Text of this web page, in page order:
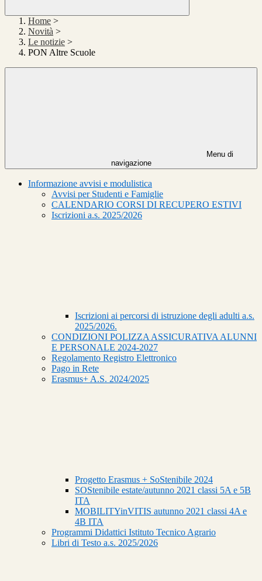
Home >
Novità >
Le notizie >
PON Altre Scuole
Menu di
navigazione
Informazione avvisi e modulistica
Avvisi per Studenti e Famiglie
CALENDARIO CORSI DI RECUPERO ESTIVI
Iscrizioni a.s. 2025/2026
Iscrizioni ai percorsi di istruzione degli adulti a.s.
2025/2026.
CONDIZIONI POLIZZA ASSICURATIVA ALUNNI
E PERSONALE 2024-2027
Regolamento Registro Elettronico
Pago in Rete
Erasmus+ A.S. 2024/2025
Progetto Erasmus + SoStenibile 2024
SOStenibile estate/autunno 2021 classi 5A e 5B
ITA
MOBILITYinVITIS autunno 2021 classi 4A e
4B ITA
Programmi Didattici Istituto Tecnico Agrario
Libri di Testo a.s. 2025/2026